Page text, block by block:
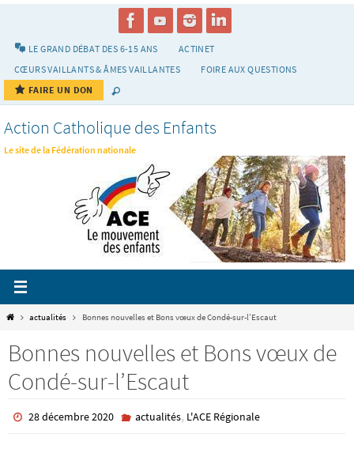
LE GRAND DÉBAT DES 6-15 ANS
ACTINET
CŒURS VAILLANTS & ÂMES VAILLANTES
FOIRE AUX QUESTIONS
FAIRE UN DON
Action Catholique des Enfants
Le site de la Fédération nationale
Homeactualités Bonnes nouvelles et Bons vœux de Condé-sur-l’Escaut
Bonnes nouvelles et Bons vœux de
Condé-sur-l’Escaut
28 décembre 2020 actualités, L'ACE Régionale